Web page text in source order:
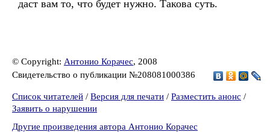
даст вам то, что будет нужно. Такова суть.
© Copyright: Антонио Корачес, 2008
Свидетельство о публикации №208081000386
Список читателей / Версия для печати / Разместить анонс /
Заявить о нарушении
Другие произведения автора Антонио Корачес